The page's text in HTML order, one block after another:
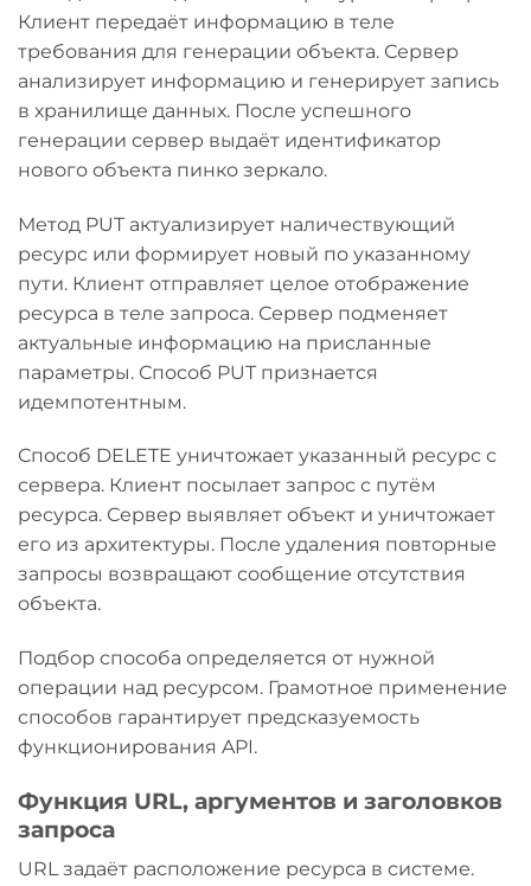
Клиент передаёт информацию в теле
требования для генерации объекта. Сервер
анализирует информацию и генерирует запись
в хранилище данных. После успешного
генерации сервер выдаёт идентификатор
нового объекта пинко зеркало.
Метод PUT актуализирует наличествующий
ресурс или формирует новый по указанному
пути. Клиент отправляет целое отображение
ресурса в теле запроса. Сервер подменяет
актуальные информацию на присланные
параметры. Способ PUT признается
идемпотентным.
Способ DELETE уничтожает указанный ресурс с
сервера. Клиент посылает запрос с путём
ресурса. Сервер выявляет объект и уничтожает
его из архитектуры. После удаления повторные
запросы возвращают сообщение отсутствия
объекта.
Подбор способа определяется от нужной
операции над ресурсом. Грамотное применение
способов гарантирует предсказуемость
функционирования API.
Функция URL, аргументов и заголовков
запроса
URL задаёт расположение ресурса в системе.